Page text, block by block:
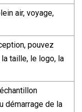
air, voyage,
pouvez
taille, le logo, la
démarrage de la